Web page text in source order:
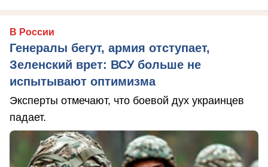
В России
Генералы бегут, армия отступает,
Зеленский врет: ВСУ больше не
испытывают оптимизма
Эксперты отмечают, что боевой дух украинцев
падает.